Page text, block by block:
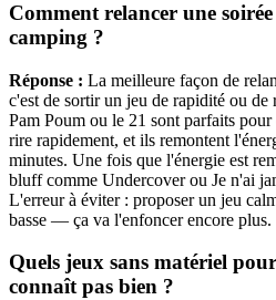
Comment relancer une
camping ?
Réponse : La meilleure façon de
c'est de sortir un jeu de rapidité ou
Pam Poum ou le 21 sont parfaits
rire rapidement, et ils remontent
minutes. Une fois que l'énergie est
bluff comme Undercover ou Je n'ai
L'erreur à éviter : proposer un jeu
basse — ça va l'enfoncer encore plus.
Quels jeux sans matériel
connaît pas bien ?